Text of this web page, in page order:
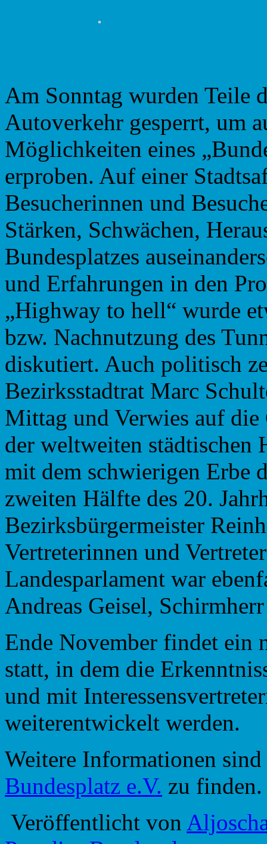
Am Sonntag wurden Teile
Autoverkehr gesperrt, um
Möglichkeiten eines
erproben. Auf einer
Besucherinnen und
Stärken, Schwächen,
Bundesplatzes
und Erfahrungen in den
„Highway to hell“ wurde
bzw. Nachnutzung des
diskutiert. Auch politisch
Bezirksstadtrat Marc
Mittag und Verwies auf die
der weltweiten städtischen
mit dem schwierigen Erbe
zweiten Hälfte des 20.
Bezirksbürgermeister
Vertreterinnen und
Landesparlament war
Andreas Geisel,
Ende November findet ein
statt, in dem die
und mit
weiterentwickelt werden.
Weitere Informationen
Bundesplatz e.V. zu finden.
Veröffentlicht von